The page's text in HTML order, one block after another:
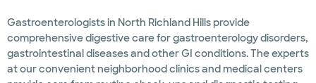
Gastroenterologists in North Richland Hills provide
comprehensive digestive care for gastroenterology disorders,
gastrointestinal diseases and other GI conditions. The experts
at our convenient neighborhood clinics and medical centers